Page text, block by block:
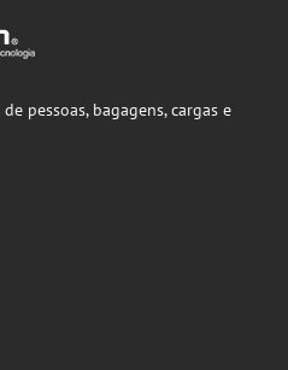
pessoas, bagagens, cargas e